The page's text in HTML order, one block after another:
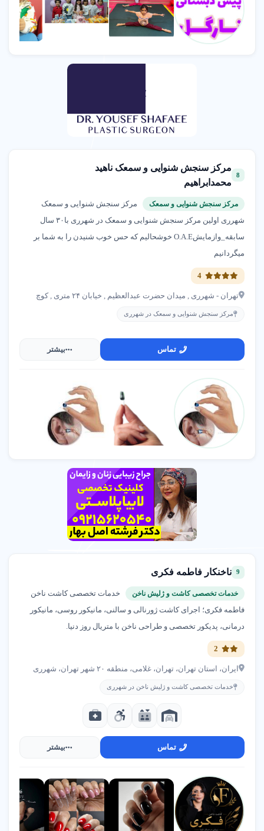
8
مرکز سنجش شنوایی و سمعک ناهید
محمدابراهیم
مرکز سنجش شنوایی و سمعک
مرکز سنجش شنوایی و سمعک
شهرری اولین مرکز سنجش شنوایی و سمعک در شهرری با۳۰ سال
سابقه_وازمایشO.A.E خوشحالیم که حس خوب شنیدن را به شما بر
میگردانیم
تهران - شهرری , میدان حضرت عبدالعظیم , خیابان ۲۴ متری , کوچ
مرکز سنجش شنوایی و سمعک در شهرری
تماس بیشتر
9 ناخنکار فاطمه فکری
خدمات تخصصی کاشت و ژلیش ناخن
خدمات تخصصی کاشت ناخن
فاطمه فکری؛ اجرای کاشت ژورنالی و سالنی، مانیکور روسی، مانیکور
درمانی، پدیکور تخصصی و طراحی ناخن با متریال روز دنیا.
ایران، استان تهران، تهران، غلامی، منطقه ۲۰ شهر تهران، شهرری
خدمات تخصصی کاشت و ژلیش ناخن در شهرری
تماس بیشتر